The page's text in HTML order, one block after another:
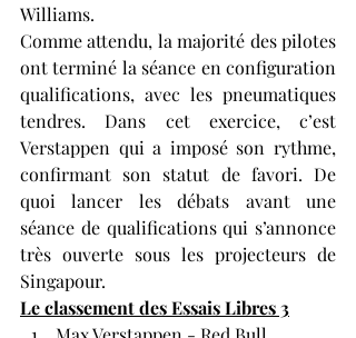
Williams.
Comme attendu, la majorité des pilotes
ont terminé la séance en configuration
qualifications, avec les pneumatiques
tendres. Dans cet exercice, c’est
Verstappen qui a imposé son rythme,
confirmant son statut de favori. De
quoi lancer les débats avant une
séance de qualifications qui s’annonce
très ouverte sous les projecteurs de
Singapour.
Le classement des Essais Libres 3